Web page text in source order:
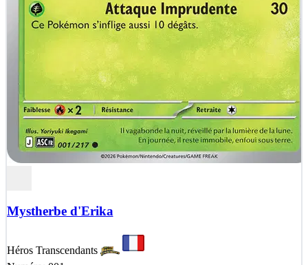
Mystherbe d'Erika
Héros Transcendants